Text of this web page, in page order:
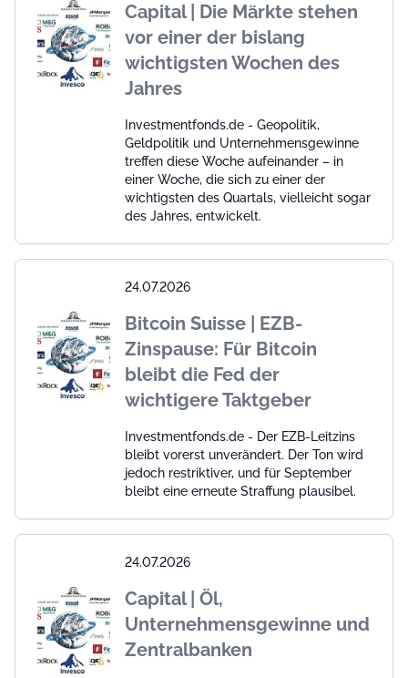
Capital | Die Märkte stehen
vor einer der bislang
wichtigsten Wochen des
Jahres
Investmentfonds.de - Geopolitik,
Geldpolitik und Unternehmensgewinne
treffen diese Woche aufeinander – in
einer Woche, die sich zu einer der
wichtigsten des Quartals, vielleicht sogar
des Jahres, entwickelt.
24.07.2026
Bitcoin Suisse | EZB-
Zinspause: Für Bitcoin
bleibt die Fed der
wichtigere Taktgeber
Investmentfonds.de - Der EZB-Leitzins
bleibt vorerst unverändert. Der Ton wird
jedoch restriktiver, und für September
bleibt eine erneute Straffung plausibel.
24.07.2026
Capital | Öl,
Unternehmensgewinne und
Zentralbanken